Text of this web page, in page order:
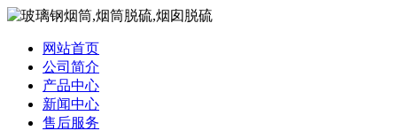
网站首页
公司简介
产品中心
新闻中心
售后服务